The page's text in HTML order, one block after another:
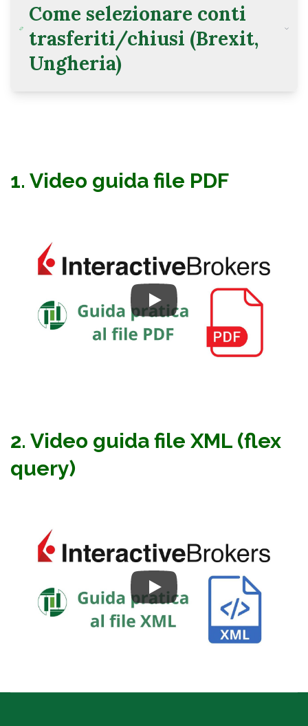
Come selezionare conti
trasferiti/chiusi (Brexit,
Ungheria)
1. Video guida file PDF
2. Video guida file XML (flex
query)